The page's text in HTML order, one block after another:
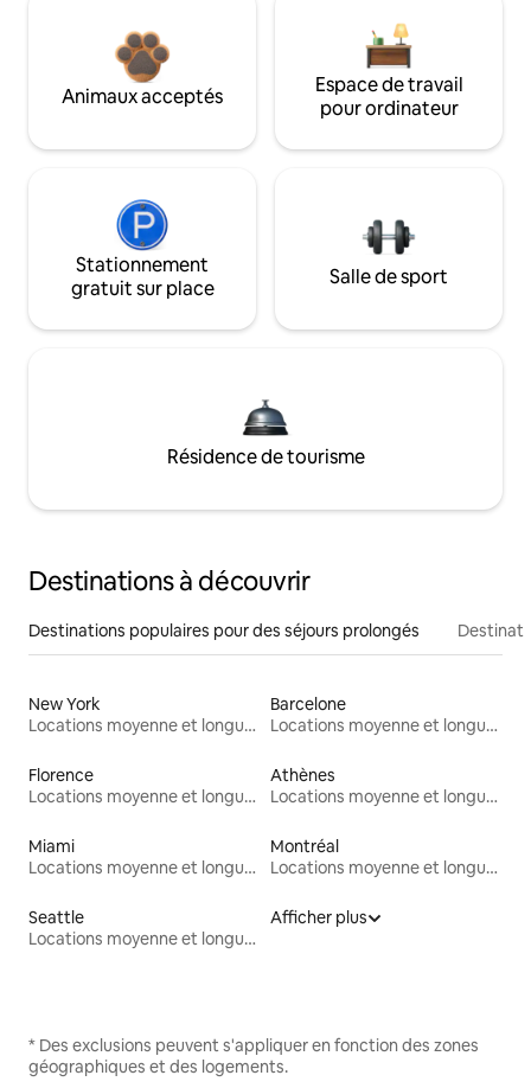
Animaux acceptés
Espace de travail
pour ordinateur
Stationnement
gratuit sur place
Salle de sport
Résidence de tourisme
Destinations à découvrir
Destinations populaires pour des séjours prolongés
New York
Locations moyenne et longue durée
Barcelone
Locations moyenne et longue durée
Florence
Locations moyenne et longue durée
Athènes
Locations moyenne et longue durée
Miami
Locations moyenne et longue durée
Montréal
Locations moyenne et longue durée
Seattle
Locations moyenne et longue durée
Afficher plus
* Des exclusions peuvent s'appliquer en fonction des zones
géographiques et des logements.